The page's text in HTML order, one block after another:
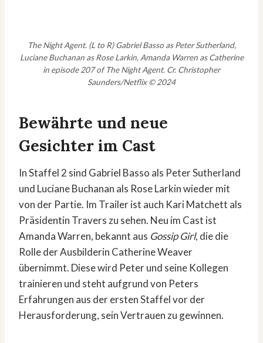
The Night Agent. (L to R) Gabriel Basso as Peter Sutherland,
Luciane Buchanan as Rose Larkin, Amanda Warren as Catherine
in episode 207 of The Night Agent. Cr. Christopher
Saunders/Netflix © 2024
Bewährte und neue
Gesichter im Cast
In Staffel 2 sind Gabriel Basso als Peter Sutherland
und Luciane Buchanan als Rose Larkin wieder mit
von der Partie. Im Trailer ist auch Kari Matchett als
Präsidentin Travers zu sehen. Neu im Cast ist
Amanda Warren, bekannt aus Gossip Girl, die die
Rolle der Ausbilderin Catherine Weaver
übernimmt. Diese wird Peter und seine Kollegen
trainieren und steht aufgrund von Peters
Erfahrungen aus der ersten Staffel vor der
Herausforderung, sein Vertrauen zu gewinnen.